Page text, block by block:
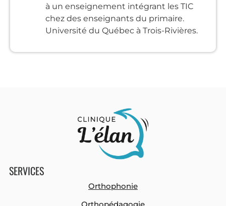
à un enseignement intégrant les TIC
chez des enseignants du primaire.
Université du Québec à Trois-Rivières.
SERVICES
Orthophonie